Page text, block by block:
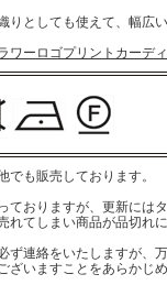
りとしても使えて、幅広
ワーロゴプリントカーデ
でも販売しております。
ておりますが、更新には
れてしまい商品が品切れ
ず連絡をいたしますが、
ざいますことをあらかじ